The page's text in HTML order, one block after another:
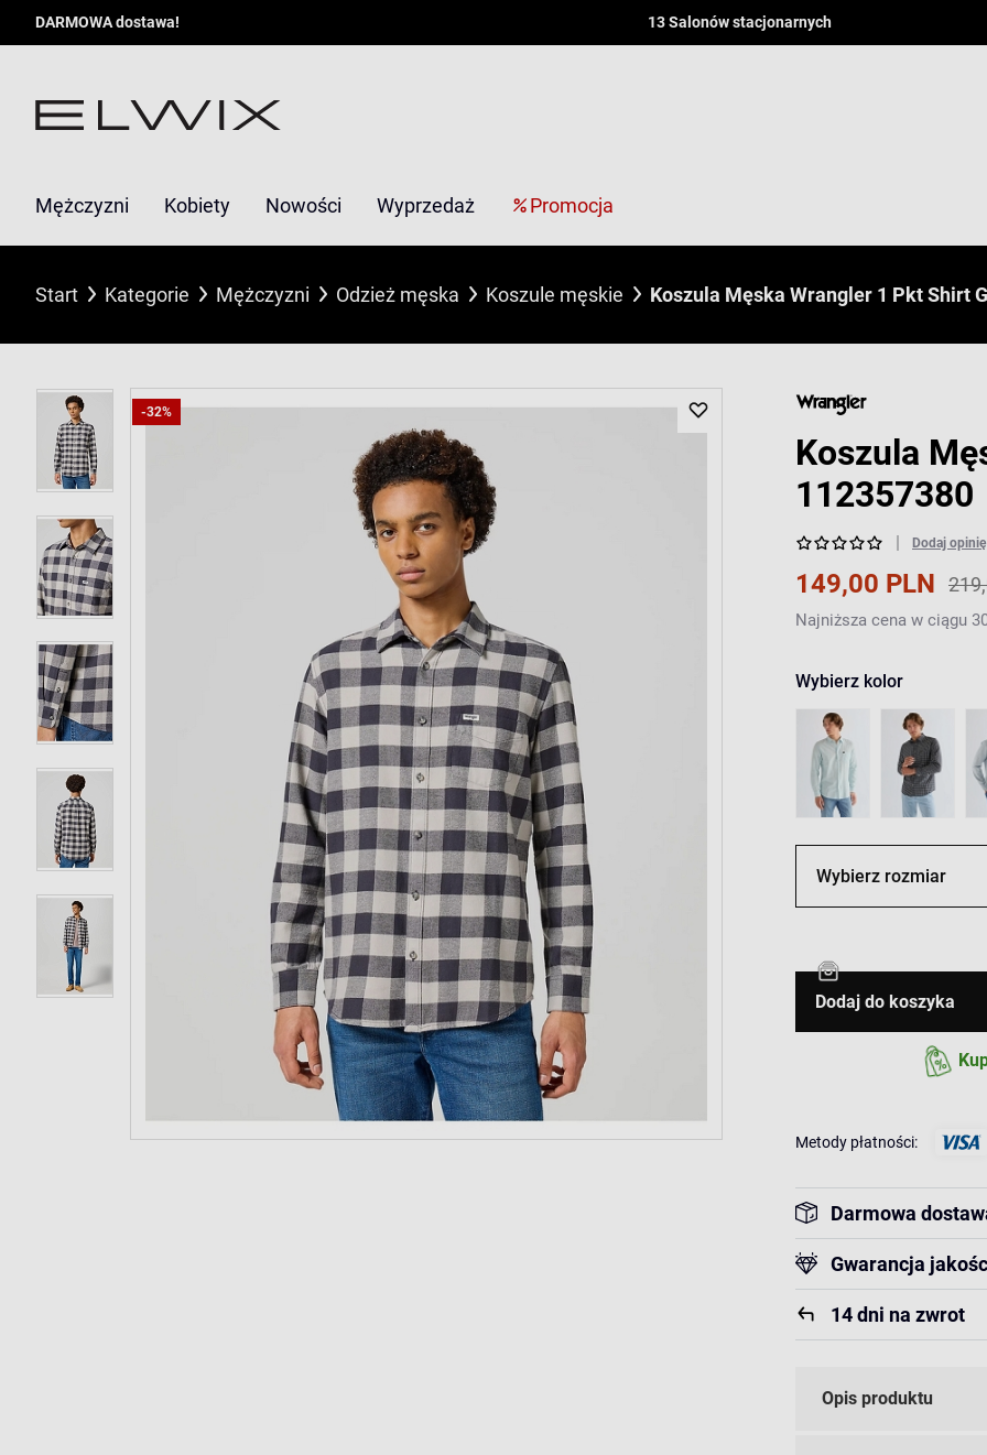
DARMOWA dostawa! 13 Salonów stacjonarnych
Mężczyzni Kobiety Nowości Wyprzedaż Promocja
Start Kategorie Mężczyzni Odzież męska Koszule męskie Koszula Męska Wrangler 1 Pkt Shirt
-32%
Koszula
112357380
Dodaj opinię
149,00 PLN
Najniższa cena w ciągu
Wybierz kolor
Wybierz rozmiar
Dodaj do koszyka
Metody płatności:
Darmowa
Gwarancja
14 dni na zwrot
Opis produktu